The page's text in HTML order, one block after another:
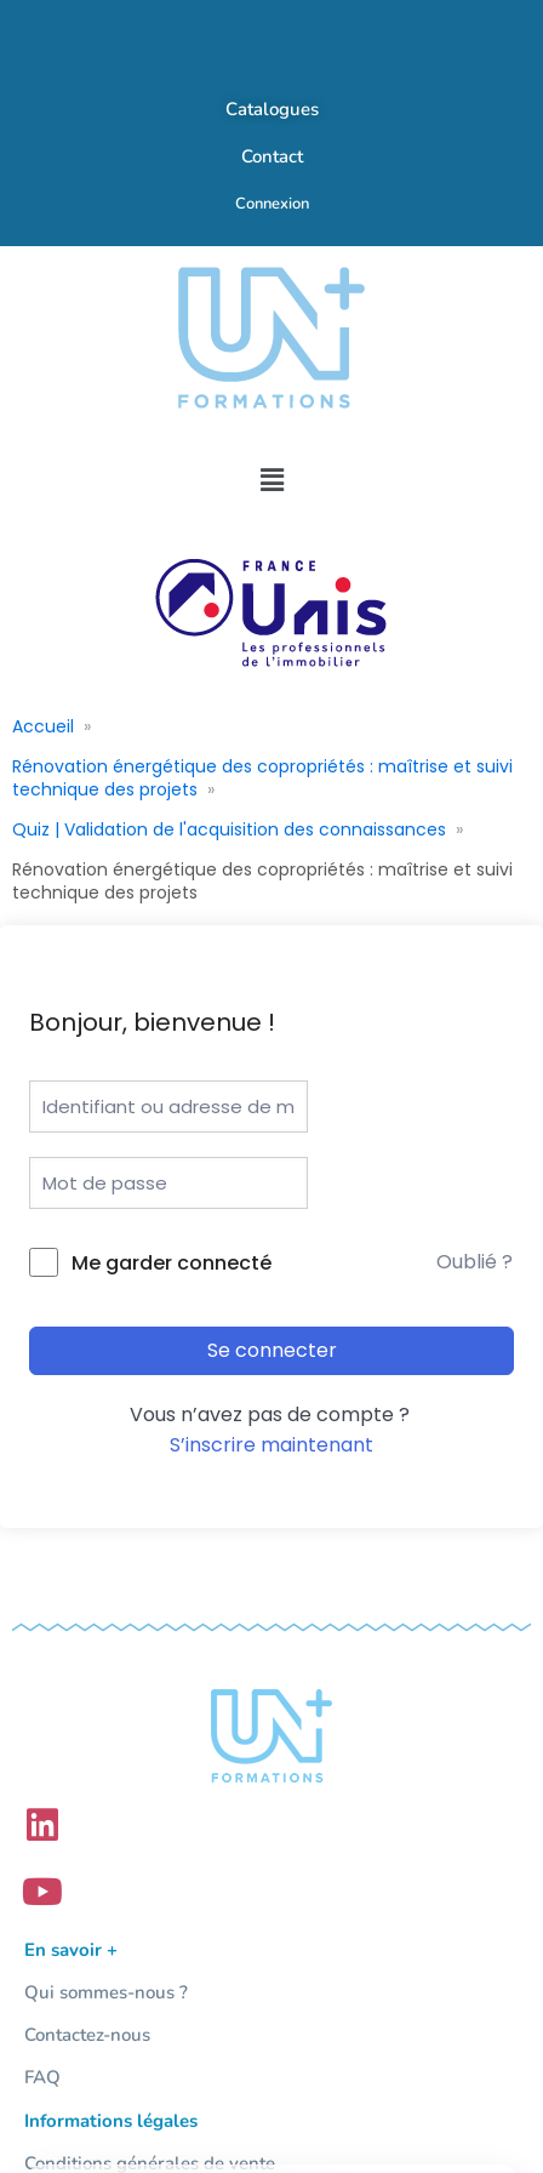
Catalogues
Contact
Connexion
Accueil
Rénovation énergétique des copropriétés : maîtrise et suivi
technique des projets
Quiz | Validation de l'acquisition des connaissances
Rénovation énergétique des copropriétés : maîtrise et suivi
technique des projets
Bonjour, bienvenue !
Me garder connecté Oublié ?
Se connecter
Vous n’avez pas de compte ?
S’inscrire maintenant
En savoir +
Qui sommes-nous ?
Contactez-nous
FAQ
Informations légales
Conditions générales de vente